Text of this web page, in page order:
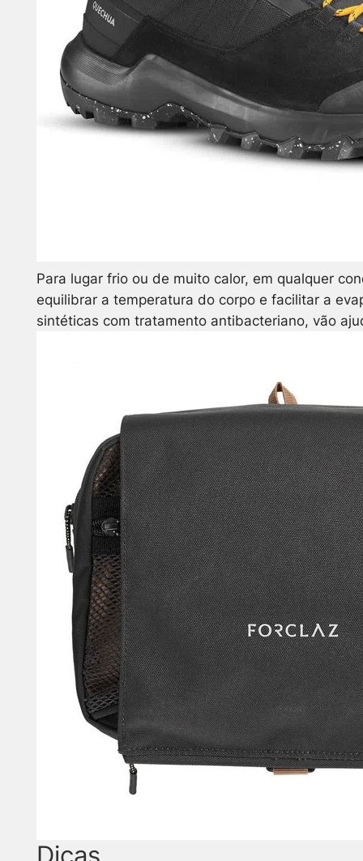
Para lugar frio ou de muito calor, em qualquer
equilibrar a temperatura do corpo e facilitar a
sintéticas com tratamento antibacteriano, vão
Dicas